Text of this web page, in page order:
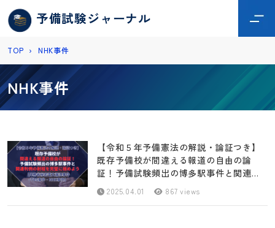
予備試験ジャーナル
TOP › NHK事件
NHK事件
【令和５年予備憲法の解説・論証つき】
既存予備校が間違える報道の自由の論
証！予備試験頻出の博多駅事件と関連判
例の射程を完璧に極めよう【外務省秘密
電文漏洩事件・TBS事件・NHK事件】
2025.04.01 867 views